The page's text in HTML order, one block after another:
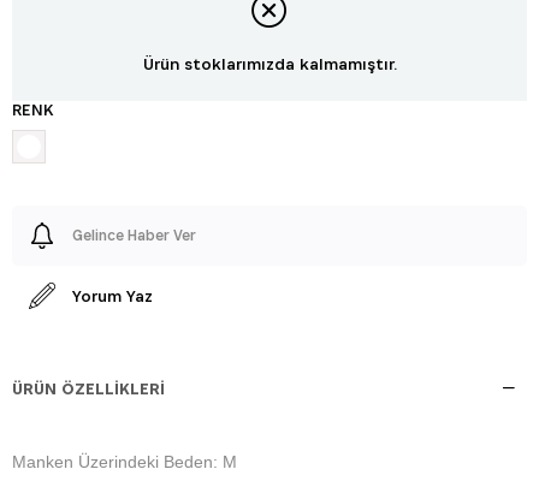
Ürün stoklarımızda kalmamıştır.
RENK
Gelince Haber Ver
Yorum Yaz
ÜRÜN ÖZELLIKLERI
Manken Üzerindeki Beden: M